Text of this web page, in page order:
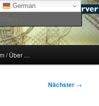
/ Über …
Nächster →
German